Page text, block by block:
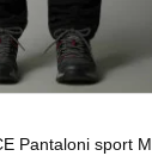
Pantaloni sport M